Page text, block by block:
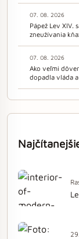
07. 08. 2026
Pápež Lev XIV.
zneužívania
07. 08. 2026
Ako veľmi
dopadla vláda